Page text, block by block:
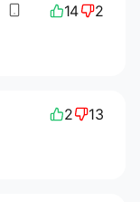
14 2
2 13